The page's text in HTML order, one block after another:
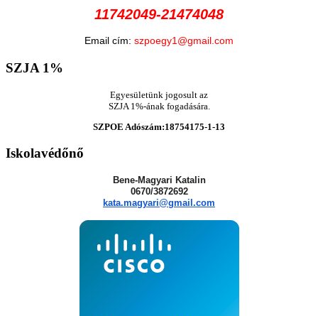
11742049-21474048
Email cím: szpoegy1@gmail.com
SZJA 1%
Egyesületünk jogosult az
SZJA 1%-ának fogadására.
SZPOE Adószám:18754175-1-13
Iskolavédőnő
Bene-Magyari Katalin
0670/3872692
kata.magyari@gmail.com